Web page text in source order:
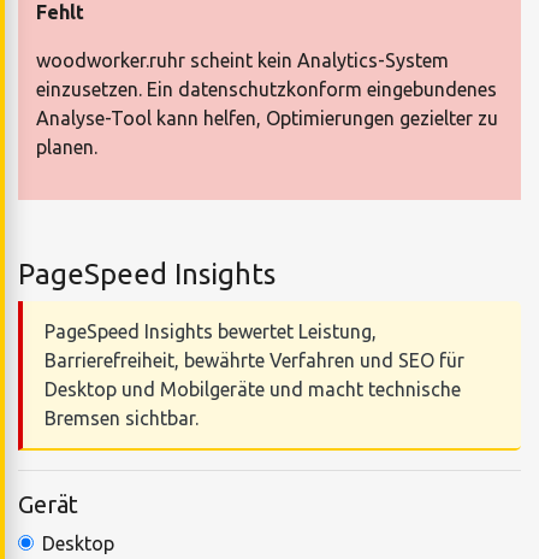
Fehlt
woodworker.ruhr scheint kein Analytics-System
einzusetzen. Ein datenschutzkonform eingebundenes
Analyse-Tool kann helfen, Optimierungen gezielter zu
planen.
PageSpeed Insights
PageSpeed Insights bewertet Leistung,
Barrierefreiheit, bewährte Verfahren und SEO für
Desktop und Mobilgeräte und macht technische
Bremsen sichtbar.
Gerät
Desktop